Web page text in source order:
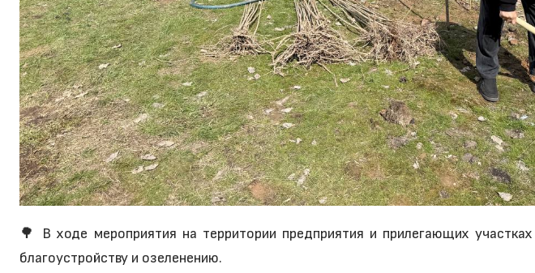
🌳 В ходе мероприятия на территории предприятия и прилегающих
благоустройству и озеленению.